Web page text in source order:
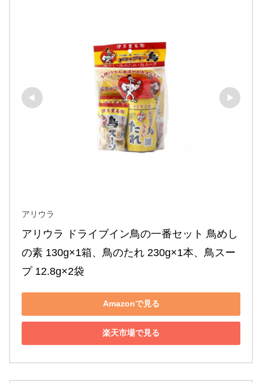
アリウラ
アリウラ ドライブイン鳥の一番セット 鳥めし
の素 130g×1箱、鳥のたれ 230g×1本、鳥スー
プ 12.8g×2袋
Amazonで見る
楽天市場で見る